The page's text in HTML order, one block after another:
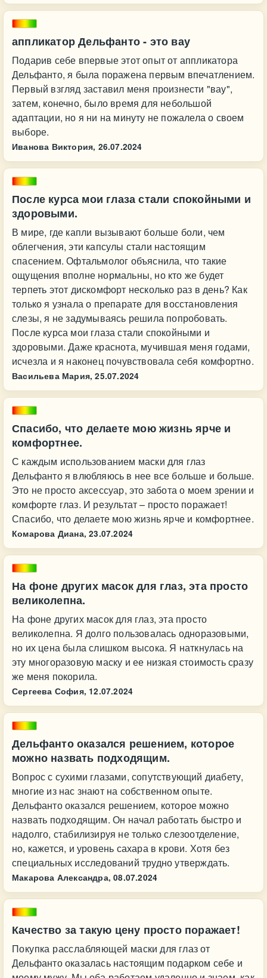
аппликатор Дельфанто - это вау
Подарив себе впервые этот опыт от аппликатора
Дельфанто, я была поражена первым впечатлением.
Первый взгляд заставил меня произнести "вау",
затем, конечно, было время для небольшой
адаптации, но я ни на минуту не пожалела о своем
выборе.
Иванова Виктория, 26.07.2024
После курса мои глаза стали спокойными и
здоровыми.
В мире, где капли вызывают больше боли, чем
облегчения, эти капсулы стали настоящим
спасением. Офтальмолог объяснила, что такие
ощущения вполне нормальны, но кто же будет
терпеть этот дискомфорт несколько раз в день? Как
только я узнала о препарате для восстановления
слезы, я не задумываясь решила попробовать.
После курса мои глаза стали спокойными и
здоровыми. Даже краснота, мучившая меня годами,
исчезла и я наконец почувствовала себя комфортно.
Васильева Мария, 25.07.2024
Спасибо, что делаете мою жизнь ярче и
комфортнее.
С каждым использованием маски для глаз
Дельфанто я влюбляюсь в нее все больше и больше.
Это не просто аксессуар, это забота о моем зрении и
комфорте глаз. И результат – просто поражает!
Спасибо, что делаете мою жизнь ярче и комфортнее.
Комарова Диана, 23.07.2024
На фоне других масок для глаз, эта просто
великолепна.
На фоне других масок для глаз, эта просто
великолепна. Я долго пользовалась одноразовыми,
но их цена была слишком высока. Я наткнулась на
эту многоразовую маску и ее низкая стоимость сразу
же меня покорила.
Сергеева София, 12.07.2024
Дельфанто оказался решением, которое
можно назвать подходящим.
Вопрос с сухими глазами, сопутствующий диабету,
многие из нас знают на собственном опыте.
Дельфанто оказался решением, которое можно
назвать подходящим. Он начал работать быстро и
надолго, стабилизируя не только слезоотделение,
но, кажется, и уровень сахара в крови. Хотя без
специальных исследований трудно утверждать.
Макарова Александра, 08.07.2024
Качество за такую цену просто поражает!
Покупка расслабляющей маски для глаз от
Дельфанто оказалась настоящим подарком себе и